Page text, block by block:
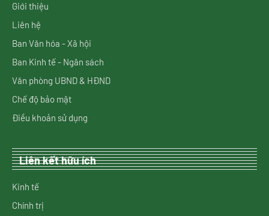
Giới thiệu
Liên hệ
Ban Văn hóa - Xã hội
Ban Kinh tế - Ngân sách
Văn phòng UBND & HĐND
Chế độ bảo mật
Điều khoản sử dụng
Liên kết hữu ích
Kinh tế
Chính trị